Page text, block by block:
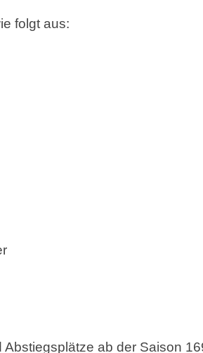
folgt aus:
Abstiegsplätze ab der Saison